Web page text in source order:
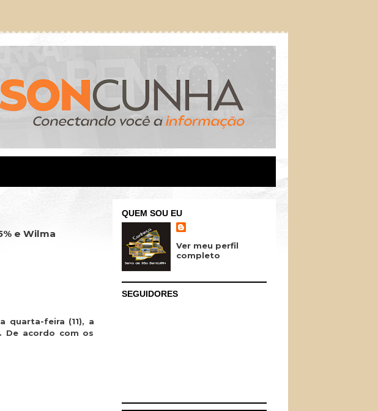
e Wilma
quarta-feira (11), a
De acordo com os
QUEM SOU EU
Ver meu perfil
completo
SEGUIDORES